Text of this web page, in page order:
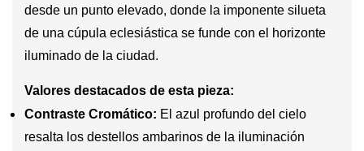
desde un punto elevado, donde la imponente silueta
de una cúpula eclesiástica se funde con el horizonte
iluminado de la ciudad.
Valores destacados de esta pieza:
Contraste Cromático: El azul profundo del cielo
resalta los destellos ambarinos de la iluminación